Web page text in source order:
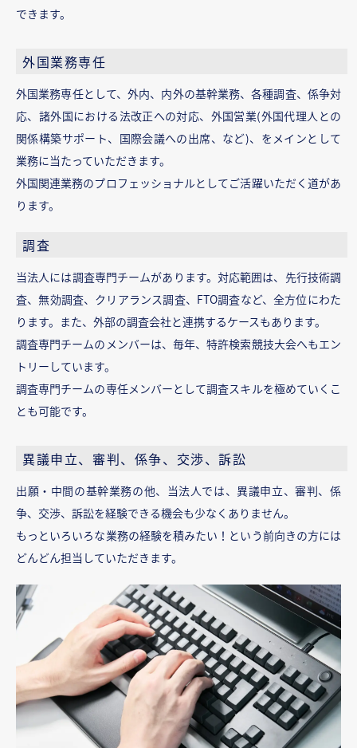
できます。
外国業務専任
外国業務専任として、外内、内外の基幹業務、各種調査、係争対
応、諸外国における法改正への対応、外国営業(外国代理人との
関係構築サポート、国際会議への出席、など)、をメインとして
業務に当たっていただきます。
外国関連業務のプロフェッショナルとしてご活躍いただく道があ
ります。
調査
当法人には調査専門チームがあります。対応範囲は、先行技術調
査、無効調査、クリアランス調査、FTO調査など、全方位にわた
ります。また、外部の調査会社と連携するケースもあります。
調査専門チームのメンバーは、毎年、特許検索競技大会へもエン
トリーしています。
調査専門チームの専任メンバーとして調査スキルを極めていくこ
とも可能です。
異議申立、審判、係争、交渉、訴訟
出願・中間の基幹業務の他、当法人では、異議申立、審判、係
争、交渉、訴訟を経験できる機会も少なくありません。
もっといろいろな業務の経験を積みたい！という前向きの方には
どんどん担当していただきます。